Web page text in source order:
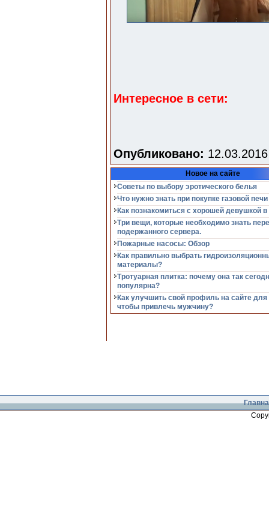
Интересное в сети:
Опубликовано:
Новое на сайте
Советы по выбору эротического белья
Что нужно знать при покупке газовой печи
Как познакомиться с хорошей девушкой в
Три вещи, которые необходимо знать
подержанного сервера.
Пожарные насосы: Обзор
Как правильно выбрать
материалы?
Тротуарная плитка: почему она так
популярна?
Как улучшить свой профиль на сайте для
чтобы привлечь мужчину?